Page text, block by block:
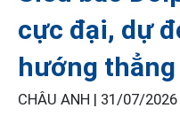
cực đại, dự
hướng
CHÂU ANH | 31/07/2026